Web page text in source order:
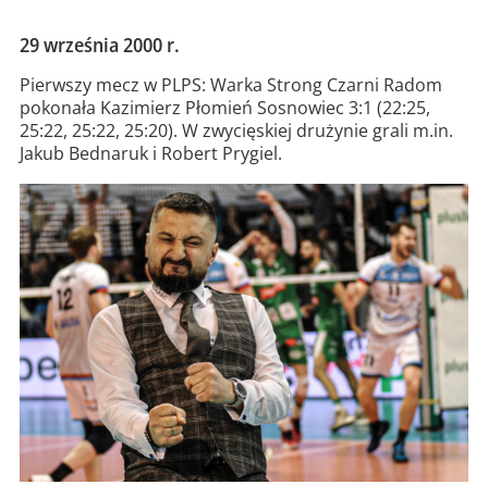
29 września 2000 r.
Pierwszy mecz w PLPS: Warka Strong Czarni Radom
pokonała Kazimierz Płomień Sosnowiec 3:1 (22:25,
25:22, 25:22, 25:20). W zwycięskiej drużynie grali m.in.
Jakub Bednaruk i Robert Prygiel.